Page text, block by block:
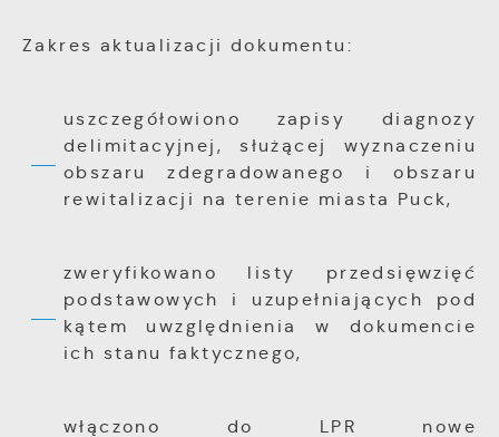
Zakres aktualizacji dokumentu:
uszczegółowiono zapisy diagnozy
delimitacyjnej, służącej wyznaczeniu
obszaru zdegradowanego i obszaru
rewitalizacji na terenie miasta Puck,
zweryfikowano listy przedsięwzięć
podstawowych i uzupełniających pod
kątem uwzględnienia w dokumencie
ich stanu faktycznego,
włączono do LPR nowe